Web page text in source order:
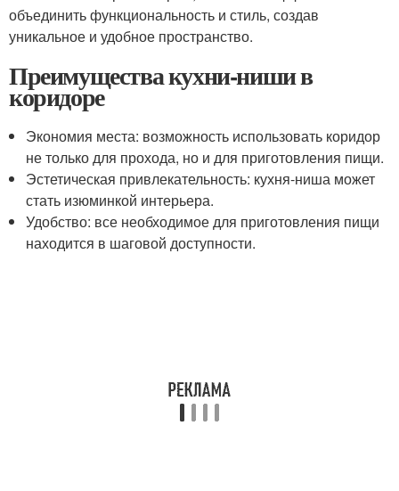
объединить функциональность и стиль, создав
уникальное и удобное пространство.
Преимущества кухни-ниши в
коридоре
Экономия места: возможность использовать коридор
не только для прохода, но и для приготовления пищи.
Эстетическая привлекательность: кухня-ниша может
стать изюминкой интерьера.
Удобство: все необходимое для приготовления пищи
находится в шаговой доступности.